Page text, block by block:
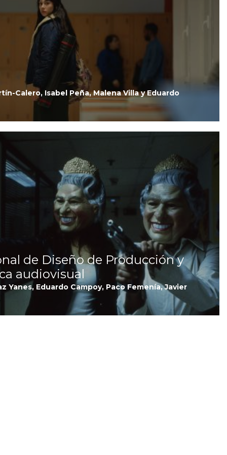
Calero, Isabel Peña, Malena Villa y Eduardo
de Diseño de Producción y
audiovisual
Yanes, Eduardo Campoy, Paco Femenía, Javier